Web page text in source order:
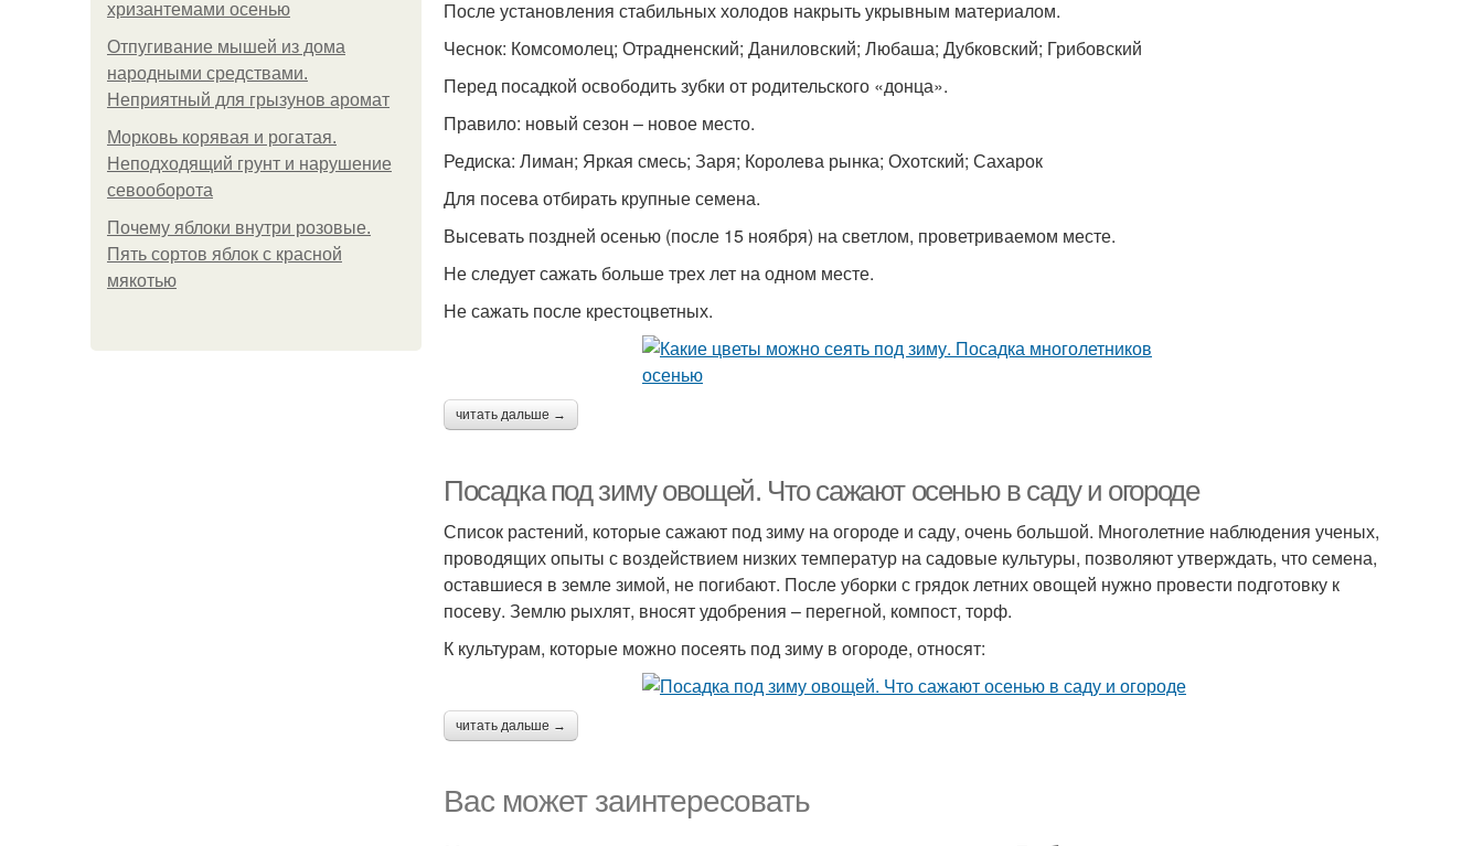
хризантемами осенью
Отпугивание мышей из дома
народными средствами.
Неприятный для грызунов аромат
Морковь корявая и рогатая.
Неподходящий грунт и нарушение
севооборота
Почему яблоки внутри розовые.
Пять сортов яблок с красной
мякотью
После установления стабильных холодов накрыть укрывным материалом.
Чеснок: Комсомолец; Отрадненский; Даниловский; Любаша; Дубковский; Грибовский
Перед посадкой освободить зубки от родительского «донца».
Правило: новый сезон – новое место.
Редиска: Лиман; Яркая смесь; Заря; Королева рынка; Охотский; Сахарок
Для посева отбирать крупные семена.
Высевать поздней осенью (после 15 ноября) на светлом, проветриваемом месте.
Не следует сажать больше трех лет на одном месте.
Не сажать после крестоцветных.
читать дальше →
Посадка под зиму овощей. Что сажают осенью в саду и огороде
Список растений, которые сажают под зиму на огороде и саду, очень большой. Многолетние наблюдения ученых,
проводящих опыты с воздействием низких температур на садовые культуры, позволяют утверждать, что семена,
оставшиеся в земле зимой, не погибают. После уборки с грядок летних овощей нужно провести подготовку к
посеву. Землю рыхлят, вносят удобрения – перегной, компост, торф.
К культурам, которые можно посеять под зиму в огороде, относят:
читать дальше →
Вас может заинтересовать